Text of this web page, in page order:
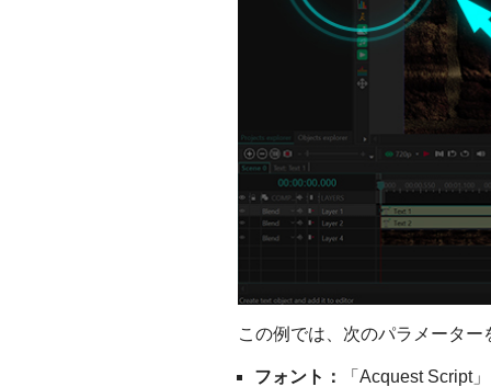
この例では、次のパラメーター
フォント：
「Acquest Script